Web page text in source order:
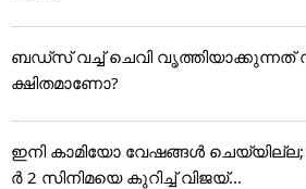
ബഡ്‌സ് വച്ച് ചെവി
ക്ഷിതമാണോ?
ഇനി കാമിയോ വേഷങ്ങൾ
ർ 2 സിനിമയെ കുറിച്ച് വിജയ്...